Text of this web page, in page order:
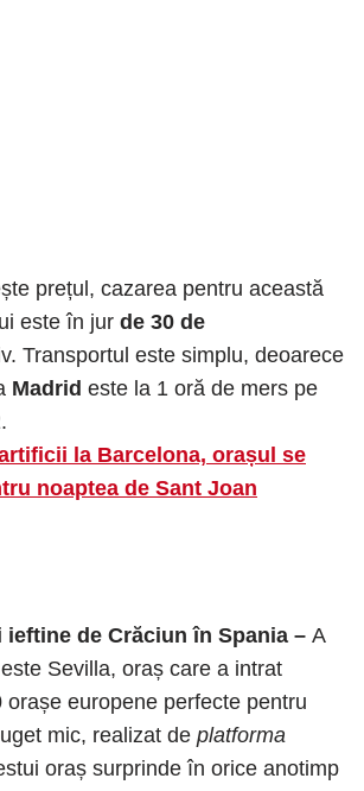
prețul, cazarea pentru această
este în jur de 30 de
Transportul este simplu, deoarece
Madrid este la 1 oră de mers pe
la Barcelona, orașul se
noaptea de Sant Joan
de Crăciun în Spania – A
Sevilla, oraș care a intrat
orașe europene perfecte pentru
mic, realizat de platforma
oraș surprinde în orice anotimp